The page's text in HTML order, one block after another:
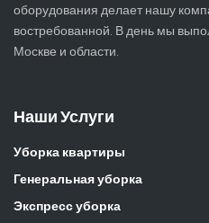
оборудования делает нашу
востребованной. В день мы
Москве и области.
Наши Услуги
Уборка квартиры
Генеральная уборка
Экспресс уборка